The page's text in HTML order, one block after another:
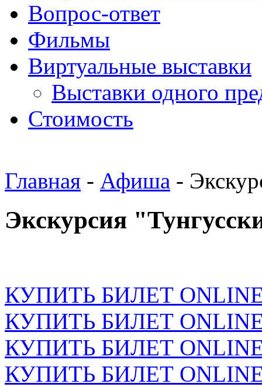
Вопрос-ответ
Фильмы
Виртуальные выставки
Выставки одного
Стоимость
Главная - Афиша -
Экскурсия
КУПИТЬ БИЛЕТ ONLINE
КУПИТЬ БИЛЕТ ONLINE
КУПИТЬ БИЛЕТ ONLINE
КУПИТЬ БИЛЕТ ONLINE